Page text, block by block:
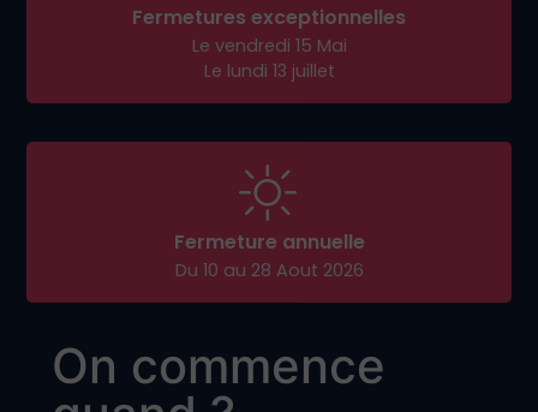
Fermetures exceptionnelles
Le vendredi 15 Mai
Le lundi 13 juillet
Fermeture annuelle
Du 10 au 28 Aout 2026
On commence